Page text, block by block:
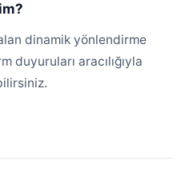
dinamik yönlendirme
duyuruları aracılığıyla